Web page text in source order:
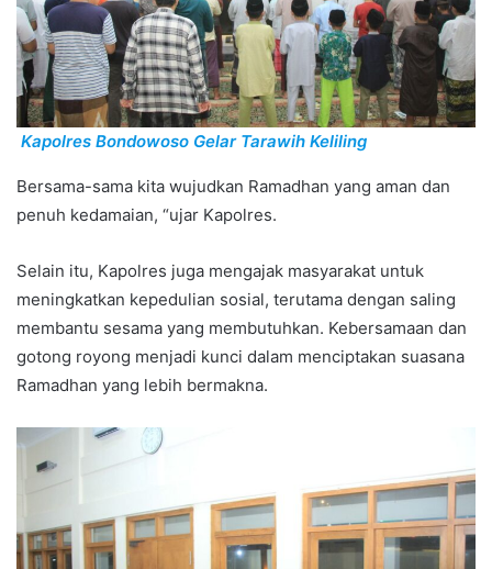
Kapolres Bondowoso Gelar Tarawih Keliling
Bersama-sama kita wujudkan Ramadhan yang aman dan
penuh kedamaian, “ujar Kapolres.
Selain itu, Kapolres juga mengajak masyarakat untuk
meningkatkan kepedulian sosial, terutama dengan saling
membantu sesama yang membutuhkan. Kebersamaan dan
gotong royong menjadi kunci dalam menciptakan suasana
Ramadhan yang lebih bermakna.